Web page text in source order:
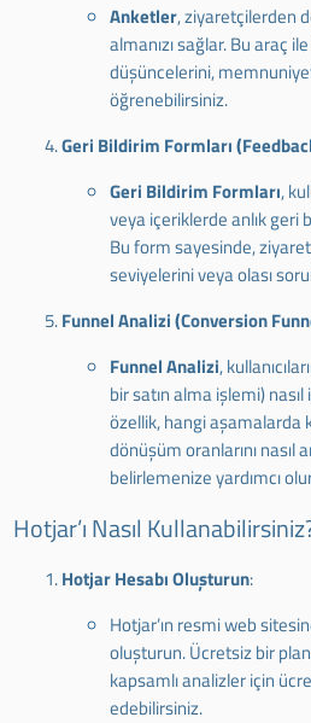
Anketler, ziyaretçilerden
almanızı sağlar. Bu araç
düşüncelerini,
öğrenebilirsiniz.
Geri Bildirim Formları
Geri Bildirim Formları,
veya içeriklerde anlık geri
Bu form sayesinde,
seviyelerini veya olası
Funnel Analizi (Conversion
Funnel Analizi,
bir satın alma işlemi)
özellik, hangi aşamalarda
dönüşüm oranlarını nasıl
belirlemenize yardımcı
Hotjar’ı Nasıl
Hotjar Hesabı Oluşturun:
Hotjar’ın resmi web
oluşturun. Ücretsiz bir
kapsamlı analizler için
edebilirsiniz.